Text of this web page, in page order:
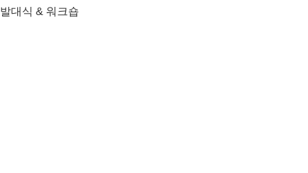
발대식 & 워크숍